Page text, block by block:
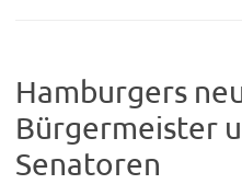
Hamburgers
Bürgermeister
Senatoren